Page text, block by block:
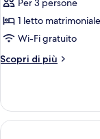
1 letto
Wi-Fi gratuito
Scopri di più
Altri
familiare
(3
Adults)